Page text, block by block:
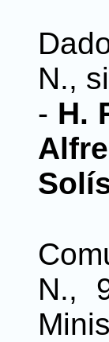
N.,
- H.
N.,